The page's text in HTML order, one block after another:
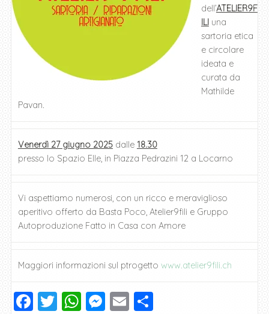
dell’ATELIER9F
ILIuna
sartoria etica
e circolare
ideata e
curata da
Mathilde
Pavan.
Venerdì 27 giugno 2025dalle 18.30
presso lo Spazio Elle, in Piazza Pedrazini 12 a Locarno
Vi aspettiamo numerosi, con un ricco e meraviglioso
aperitivo offerto da Basta Poco, Atelier9fili e Gruppo
Autoproduzione Fatto in Casa con Amore
Maggiori informazioni sul ptrogetto www.atelier9fili.ch
F T W M E C